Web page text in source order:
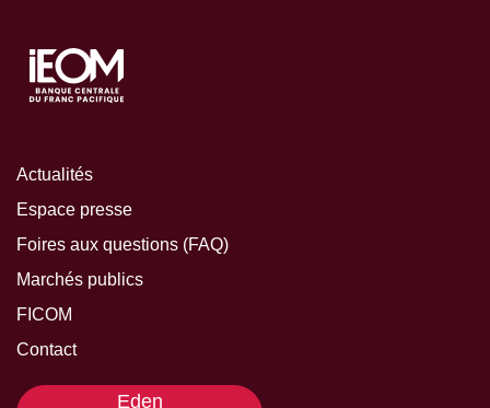
Actualités
Espace presse
Foires aux questions (FAQ)
Marchés publics
FICOM
Contact
Eden